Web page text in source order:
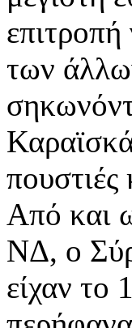
των
πουστιές
Από και
ΝΔ, ο
είχαν